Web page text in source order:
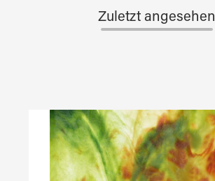
Zuletzt angesehen
Produktgalerie überspringen